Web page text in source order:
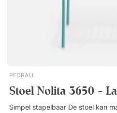
PEDRALI
Stoel Nolita 3650 -
Simpel stapelbaar De stoel kan